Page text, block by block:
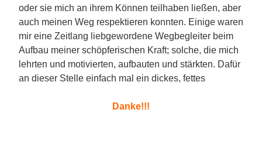
oder sie mich an ihrem Können teilhaben ließen, aber
auch meinen Weg respektieren konnten. Einige waren
mir eine Zeitlang liebgewordene Wegbegleiter beim
Aufbau meiner schöpferischen Kraft; solche, die mich
lehrten und motivierten, aufbauten und stärkten. Dafür
an dieser Stelle einfach mal ein dickes, fettes
Danke!!!